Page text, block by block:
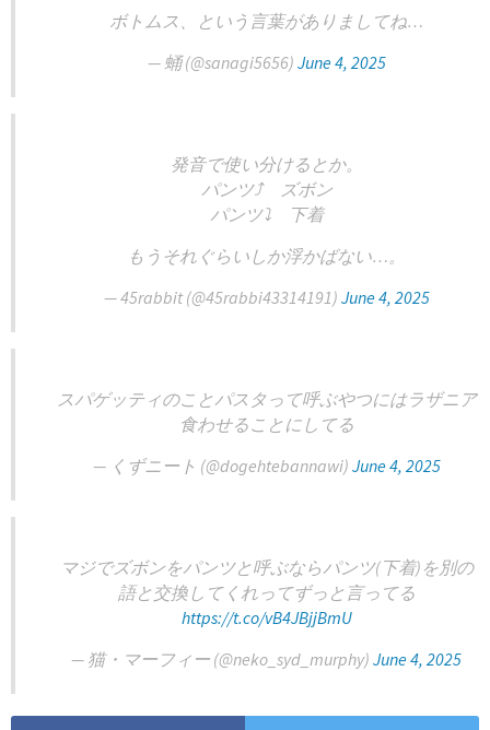
ボトムス、という言葉がありましてね…
— 蛹 (@sanagi5656) June 4, 2025
発音で使い分けるとか。
パンツ⤴️ ズボン
パンツ⤵️ 下着
もうそれぐらいしか浮かばない…。
— 45rabbit (@45rabbi43314191) June 4, 2025
スパゲッティのことパスタって呼ぶやつにはラザニア
食わせることにしてる
— くずニート (@dogehtebannawi) June 4, 2025
マジでズボンをパンツと呼ぶならパンツ(下着)を別の
語と交換してくれってずっと言ってる
https://t.co/vB4JBjjBmU
— 猫・マーフィー (@neko_syd_murphy) June 4, 2025